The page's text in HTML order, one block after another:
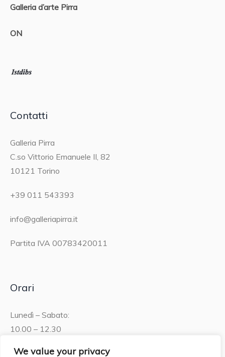
We value your privacy
Galleria d’arte Pirra
ON
Contatti
Galleria Pirra
C.so Vittorio Emanuele II, 82
10121 Torino
+39 011 543393
info@galleriapirra.it
Partita IVA 00783420011
Orari
Lunedì – Sabato:
10.00 – 12.30
15.30 – 19.00